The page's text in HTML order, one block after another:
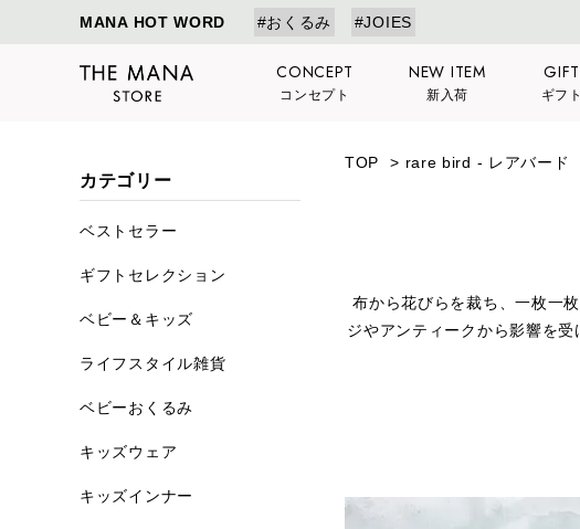
MANA HOT WORD #おくるみ #JOIES
CONCEPT
コンセプト
NEW ITEM
新入荷
GIFT
ギフト
TOP > rare bird - レアバード
布から花びらを裁ち、一枚一
ジやアンティークから影響を
カテゴリー
ベストセラー
ギフトセレクション
ベビー＆キッズ
ライフスタイル雑貨
ベビーおくるみ
キッズウェア
キッズインナー